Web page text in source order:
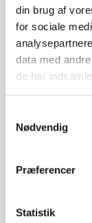
din brug af
for sociale
data med
de har
Nødvendig
Præferencer
Statistik
Ensartede
professionelle
Stort
teknologi og
Størst mulig
De udvidet
kan kreere